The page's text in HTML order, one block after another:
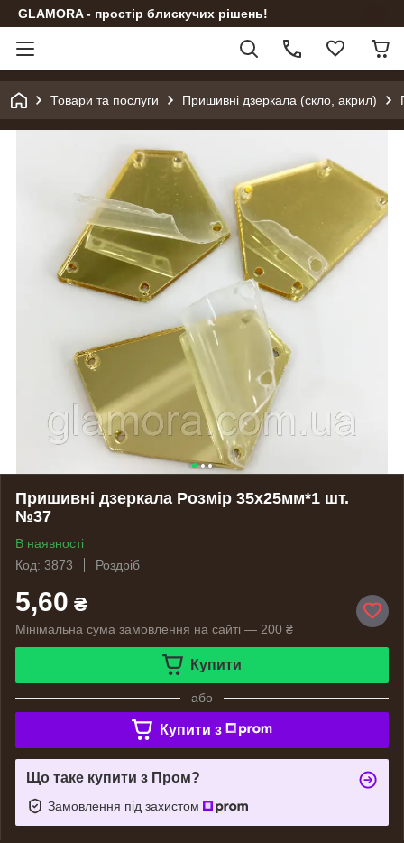
GLAMORA - простір блискучих рішень!
Товари та послуги Пришивні дзеркала (скло, акрил)
Пришивні дзеркала Розмір 35х25мм*1 шт.
№37
В наявності
Код: 3873
Роздріб
5,60 ₴
Мінімальна сума замовлення на сайті — 200 ₴
Купити
або
Купити з
Що таке купити з Пром?
Замовлення під захистом